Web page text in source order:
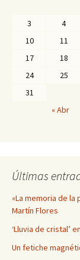
3
4
10
11
17
18
24
25
31
« Abr
Últimas
«La memoria de la
Martín Flores
‘Lluvia de cristal’
Un fetiche